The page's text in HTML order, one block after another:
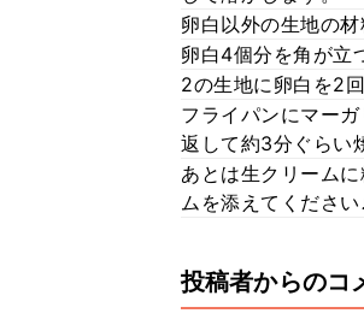
卵白以外の生地の
卵白4個分を角が立
2の生地に卵白を2
フライパンにマー
返して約3分ぐらい
あとは生クリーム
ムを添えてください
投稿者からのコ